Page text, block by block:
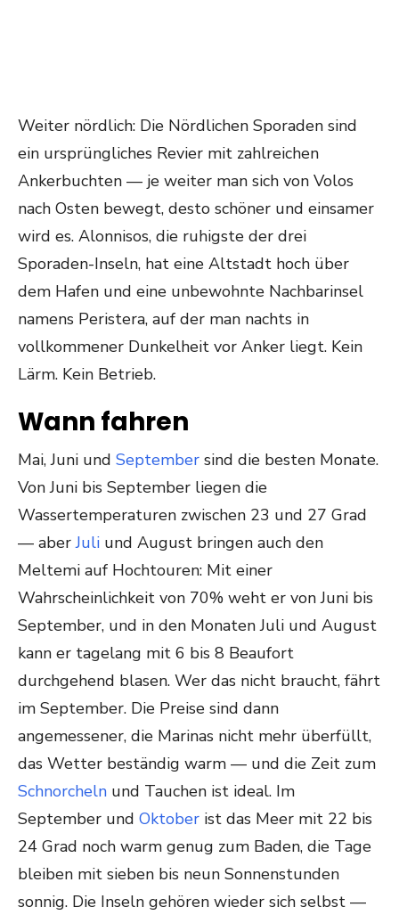
Weiter nördlich: Die Nördlichen Sporaden sind
ein ursprüngliches Revier mit zahlreichen
Ankerbuchten — je weiter man sich von Volos
nach Osten bewegt, desto schöner und einsamer
wird es. Alonnisos, die ruhigste der drei
Sporaden-Inseln, hat eine Altstadt hoch über
dem Hafen und eine unbewohnte Nachbarinsel
namens Peristera, auf der man nachts in
vollkommener Dunkelheit vor Anker liegt. Kein
Lärm. Kein Betrieb.
Wann fahren
Mai, Juni und September sind die besten Monate.
Von Juni bis September liegen die
Wassertemperaturen zwischen 23 und 27 Grad
— aberJuli und August bringen auch den
Meltemi auf Hochtouren: Mit einer
Wahrscheinlichkeit von 70% weht er von Juni bis
September, und in den Monaten Juli und August
kann er tagelang mit 6 bis 8 Beaufort
durchgehend blasen. Wer das nicht braucht, fährt
im September. Die Preise sind dann
angemessener, die Marinas nicht mehr überfüllt,
das Wetter beständig warm — und die Zeit zum
Schnorcheln und Tauchen ist ideal. Im
September und Oktober ist das Meer mit 22 bis
24 Grad noch warm genug zum Baden, die Tage
bleiben mit sieben bis neun Sonnenstunden
sonnig. Die Inseln gehören wieder sich selbst —